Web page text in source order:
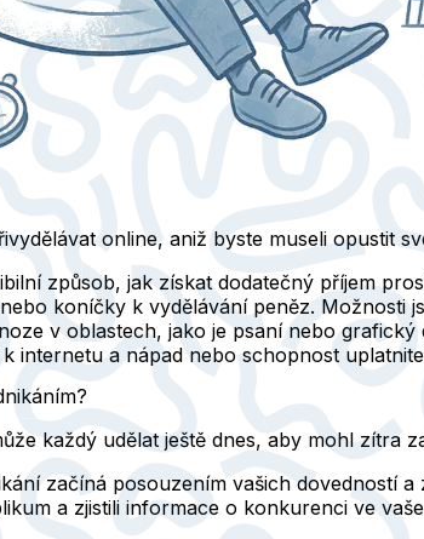
online, aniž byste museli opustit
způsob, jak získat dodatečný příjem
koníčky k vydělávání peněz.
v oblastech, jako je psaní nebo
internetu a nápad nebo schopnost
každý udělat ještě dnes, aby mohl zítra
začíná posouzením vašich dovedností
a zjistili informace o konkurenci ve